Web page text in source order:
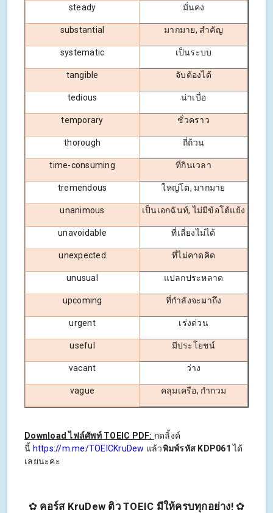
steady มั่นคง
substantial มากมาย, สำคัญ
systematic เป็นระบบ
tangible จับต้องได้
tedious น่าเบื่อ
temporary ชั่วคราว
thorough ถี่ถ้วน
time-consuming ที่กินเวลา
tremendous ใหญ่โต, มากมาย
unanimous เป็นเอกฉันท์, ไม่มีข้อโต้แย้ง
unavoidable ที่เลี่ยงไม่ได้
unexpected ที่ไม่คาดคิด
unusual แปลกประหลาด
upcoming ที่กำลังจะมาถึง
urgent เร่งด่วน
useful มีประโยชน์
vacant ว่าง
vague คลุมเครือ, กำกวม
Download ไฟล์ศัพท์ TOEIC PDF: กดลิ้งค์
นี้ https://m.me/TOEICKruDew แล้วพิมพ์รหัส KDP061ได้
เลยนะคะ
✿ คอร์ส KruDew ติว TOEIC มีให้ครบทุกอย่าง! ✿